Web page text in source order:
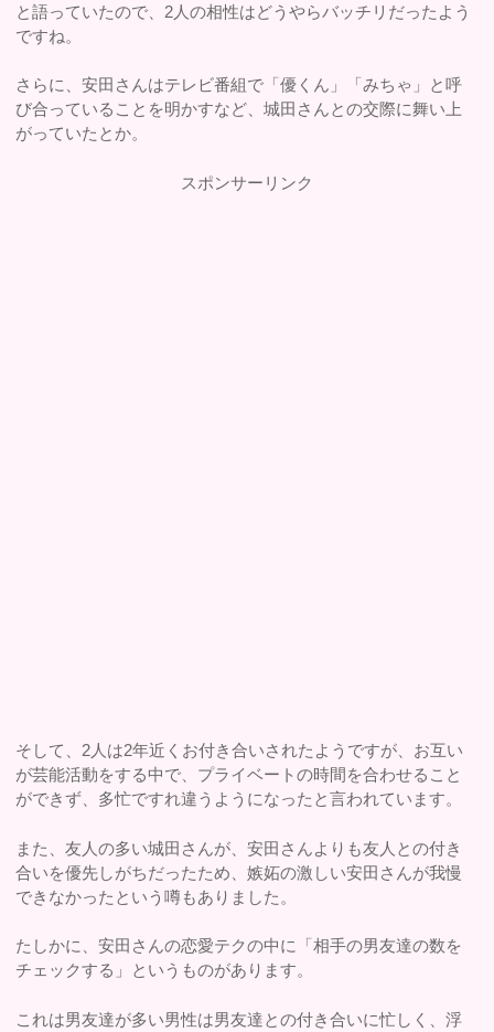
と語っていたので、2人の相性はどうやらバッチリだったよう
ですね。
さらに、安田さんはテレビ番組で「優くん」「みちゃ」と呼
び合っていることを明かすなど、城田さんとの交際に舞い上
がっていたとか。
スポンサーリンク
そして、2人は2年近くお付き合いされたようですが、お互い
が芸能活動をする中で、プライベートの時間を合わせること
ができず、多忙ですれ違うようになったと言われています。
また、友人の多い城田さんが、安田さんよりも友人との付き
合いを優先しがちだったため、嫉妬の激しい安田さんが我慢
できなかったという噂もありました。
たしかに、安田さんの恋愛テクの中に「相手の男友達の数を
チェックする」というものがあります。
これは男友達が多い男性は男友達との付き合いに忙しく、浮